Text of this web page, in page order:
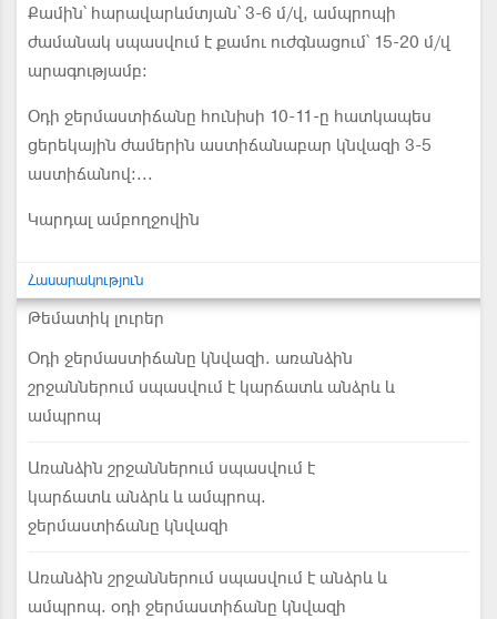
Քամին՝ հարավարևմտյան՝ 3-6 մ/վ, ամպրոպի
ժամանակ սպասվում է քամու ուժգնացում՝ 15-20 մ/վ
արագությամբ:
Օդի ջերմաստիճանը հունիսի 10-11-ը հատկապես
ցերեկային ժամերին աստիճանաբար կնվազի 3-5
աստիճանով։...
Կարդալ ամբողջովին
Հասարակություն
Թեմատիկ լուրեր
Օդի ջերմաստիճանը կնվազի. առանձին
շրջաններում սպասվում է կարճատև անձրև և
ամպրոպ
Առանձին շրջաններում սպասվում է
կարճատև անձրև և ամպրոպ.
ջերմաստիճանը կնվազի
Առանձին շրջաններում սպասվում է անձրև և
ամպրոպ. օդի ջերմաստիճանը կնվազի